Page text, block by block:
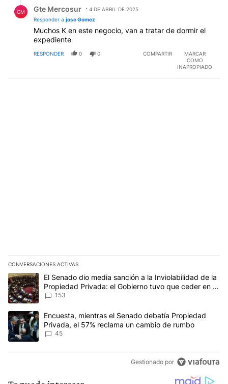
GM Gte Mercosur
4 DE ABRIL DE 2025
Responder a jose Gomez
Muchos K en este negocio, van a tratar de dormir el
expediente
RESPONDER 0 0 COMPARTIR
MARCAR
COMO
INAPROPIADO
CONVERSACIONES ACTIVAS
Este listado muestra los artículos con más comentarios en los
Un artículo de tendencia con el título "El Senado dio media
El Senado dio media sanción a la Inviolabilidad de la
Propiedad Privada: el Gobierno tuvo que ceder en la
Ley del Manejo del Fuego
153
Un artículo de tendencia con el título "Encuesta, mientras el
Encuesta, mientras el Senado debatía Propiedad
Privada, el 57% reclama un cambio de rumbo
45
Gestionado por